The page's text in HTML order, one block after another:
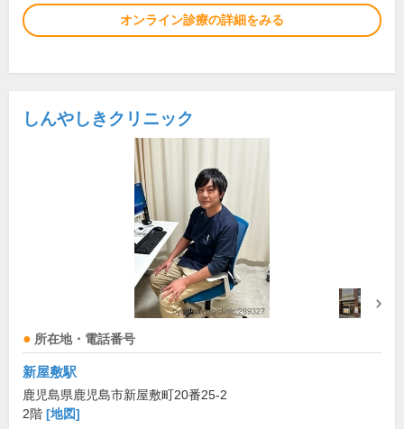
オンライン診療の詳細をみる
しんやしきクリニック
所在地・電話番号
新屋敷駅
鹿児島県鹿児島市新屋敷町20番25-2
2階 [地図]